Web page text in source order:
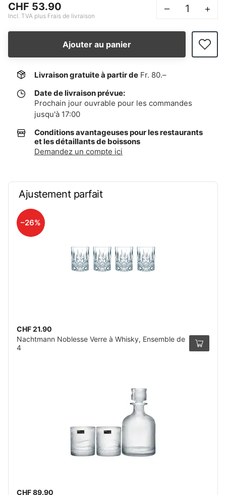
CHF 53.90
Incl. TVA plus Frais de livraison
– +
Ajouter au panier
Livraison gratuite à partir de Fr. 80.–
Date de livraison prévue:
Prochain jour ouvrable pour les commandes
jusqu'à 17:00
Conditions avantageuses pour les restaurants
et les détaillants de boissons
Demandez un compte ici
Ajustement parfait
–26%
CHF 21.90
Nachtmann Noblesse Verre à Whisky, Ensemble de
4
CHF 89.90